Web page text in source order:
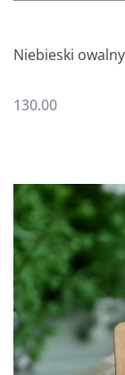
Niebieski
130.00